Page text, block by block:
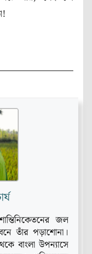
জল
তাঁর পড়াশোনা।
বাংলা উপন্যাসে